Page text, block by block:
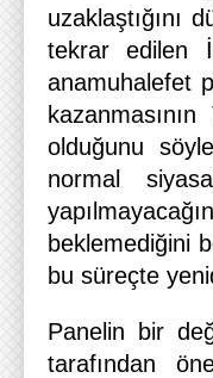
uzaklaştığını
tekrar edilen
anamuhalefet
olduğunu
normal
beklemediğini
bu süreçte
Panelin bir
tarafından